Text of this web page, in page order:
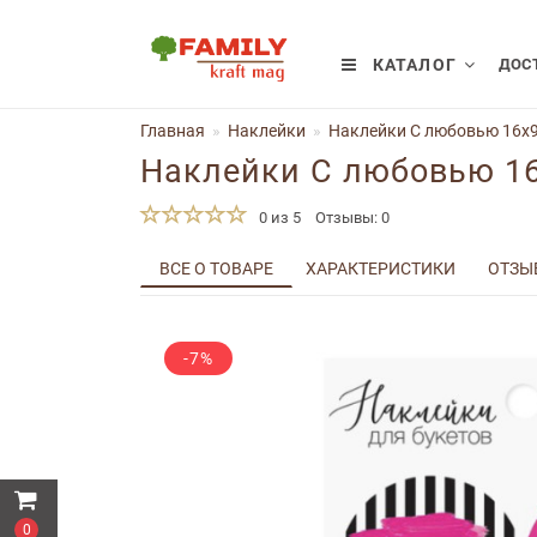
0
КАТАЛОГ
Главная Наклейки Наклейки С любовью
Наклейки С любовью
0 из 5 Отзывы: 0
ВСЕ О ТОВАРЕ ХАРАКТЕРИСТИКИ
-7%